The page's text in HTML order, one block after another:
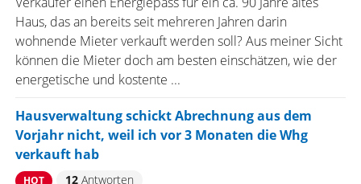
Haus, das an bereits seit mehreren Jahren darin
wohnende Mieter verkauft werden soll? Aus meiner Sicht
können die Mieter doch am besten einschätzen, wie der
energetische und kostente ...
Hausverwaltung schickt Abrechnung aus dem
Vorjahr nicht, weil ich vor 3 Monaten die Whg
verkauft hab
HOT 12Antworten